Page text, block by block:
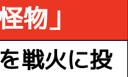
物」
戦火に投